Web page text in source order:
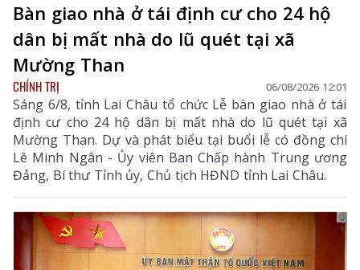
Bàn giao nhà ở tái định cư cho 24 hộ
dân bị mất nhà do lũ quét tại xã
Mường Than
CHÍNH TRỊ 06/08/2026 12:01
Sáng 6/8, tỉnh Lai Châu tổ chức Lễ bàn giao nhà ở tái
định cư cho 24 hộ dân bị mất nhà do lũ quét tại xã
Mường Than. Dự và phát biểu tại buổi lễ có đồng chí
Lê Minh Ngân - Ủy viên Ban Chấp hành Trung ương
Đảng, Bí thư Tỉnh ủy, Chủ tịch HĐND tỉnh Lai Châu.